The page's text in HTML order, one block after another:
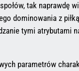
tak naprawdę
dominowania z
tymi atrybutami
parametrów